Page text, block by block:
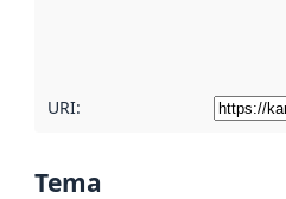
URI:
Tema